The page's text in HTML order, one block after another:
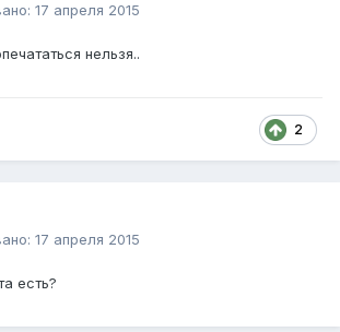
17 апреля 2015
нельзя..
2
17 апреля 2015
есть?